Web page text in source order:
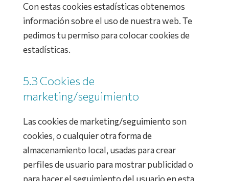
Con estas cookies estadísticas obtenemos
información sobre el uso de nuestra web. Te
pedimos tu permiso para colocar cookies de
estadísticas.
5.3 Cookies de
marketing/seguimiento
Las cookies de marketing/seguimiento son
cookies, o cualquier otra forma de
almacenamiento local, usadas para crear
perfiles de usuario para mostrar publicidad o
para hacer el seguimiento del usuario en esta